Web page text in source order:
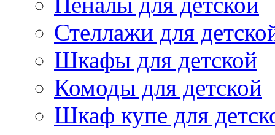
Стеллажи для
Шкафы для детской
Комоды для детской
Шкаф купе для